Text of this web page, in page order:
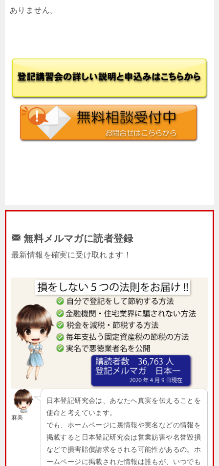
ありません。
無料メルマガに読者登録
最新情報を確実に受け取れます！
麻美
日本登記研究会は、あなたへ真実を伝えることを
使命と考えています。
でも、ホームページに裏情報や実名などの情報を
掲載すると日本登記研究会は営業妨害や名誉毀損
などで損害賠償請求をされる可能性があるの。ホ
ームページに掲載された情報は誰もが、いつでも